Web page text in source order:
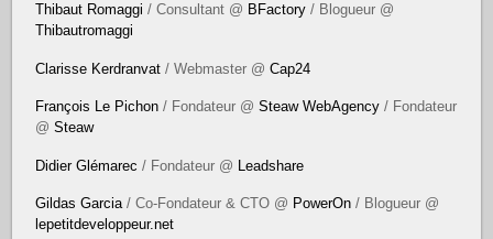
Thibaut Romaggi / Consultant @ BFactory / Blogueur @
Thibautromaggi
Clarisse Kerdranvat / Webmaster @Cap24
François Le Pichon / Fondateur @Steaw WebAgency / Fondateur
@Steaw
Didier Glémarec / Fondateur @ Leadshare
Gildas Garcia/ Co-Fondateur & CTO @ PowerOn / Blogueur @
lepetitdeveloppeur.net